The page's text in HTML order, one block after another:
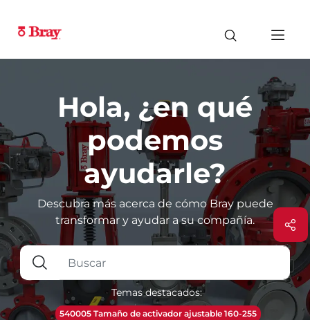
Hola, ¿en qué
podemos
ayudarle?
Descubra más acerca de cómo Bray puede
transformar y ayudar a su compañía.
Temas destacados:
540005 Tamaño de activador ajustable 160-255